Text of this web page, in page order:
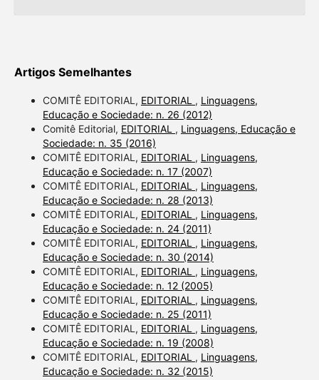
Artigos Semelhantes
COMITÊ EDITORIAL, EDITORIAL , Linguagens,
Educação e Sociedade: n. 26 (2012)
Comitê Editorial, EDITORIAL , Linguagens, Educação e
Sociedade: n. 35 (2016)
COMITÊ EDITORIAL, EDITORIAL , Linguagens,
Educação e Sociedade: n. 17 (2007)
COMITÊ EDITORIAL, EDITORIAL , Linguagens,
Educação e Sociedade: n. 28 (2013)
COMITÊ EDITORIAL, EDITORIAL , Linguagens,
Educação e Sociedade: n. 24 (2011)
COMITÊ EDITORIAL, EDITORIAL , Linguagens,
Educação e Sociedade: n. 30 (2014)
COMITÊ EDITORIAL, EDITORIAL , Linguagens,
Educação e Sociedade: n. 12 (2005)
COMITÊ EDITORIAL, EDITORIAL , Linguagens,
Educação e Sociedade: n. 25 (2011)
COMITÊ EDITORIAL, EDITORIAL , Linguagens,
Educação e Sociedade: n. 19 (2008)
COMITÊ EDITORIAL, EDITORIAL , Linguagens,
Educação e Sociedade: n. 32 (2015)